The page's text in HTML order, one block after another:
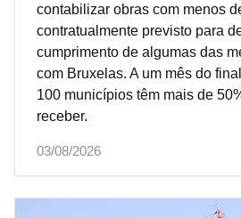
contabilizar obras com menos
contratualmente previsto para
cumprimento de algumas das
com Bruxelas. A um mês do
100 municípios têm mais de
receber.
03/08/2026